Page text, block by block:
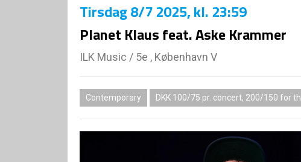
Tirsdag8/7 2025, kl. 23:59
Planet Klaus feat. Aske Krammer
ILK Music / 5e , København V
Contemporary DKK 100/75 pr. concert, 200/150 for